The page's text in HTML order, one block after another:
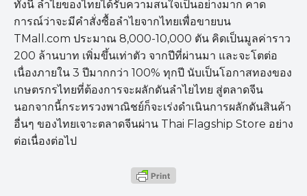
ทั้งนี้ ลำไยของไทยได้รับความสนใจเป็นอย่างมาก คาด
การณ์ว่าจะมีคำสั่งซื้อลำไยจากไทยเพื่อขายบน
TMall.com ประมาณ 8,000-10,000 ตัน คิดเป็นมูลค่าราว
200 ล้านบาท เพิ่มขึ้นเท่าตัว จากปีที่ผ่านมา และจะโตต่อ
เนื่องภายใน 3 ปีมากกว่า 100% ทุกปี นับเป็นโอกาสทองของ
เกษตรกรไทยที่ต้องการจะผลักดันลำไยไทย สู่ตลาดจีน
นอกจากนี้กระทรวงพาณิชย์ก็จะเร่งดำเนินการผลักดันสินค้า
อื่นๆ ของไทยเจาะตลาดจีนผ่าน Thai Flagship Store อย่าง
ต่อเนื่องต่อไป